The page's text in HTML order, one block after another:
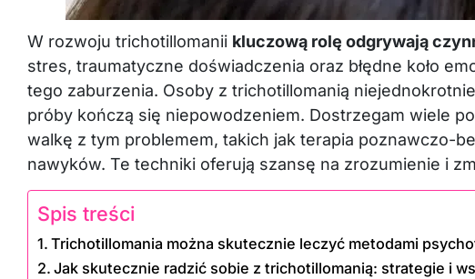
W rozwoju trichotillomanii kluczową rolę odgrywają
stres, traumatyczne doświadczenia oraz błędne koło
tego zaburzenia. Osoby z trichotillomanią
próby kończą się niepowodzeniem. Dostrzegam wiele
walkę z tym problemem, takich jak terapia poznawczo-
nawyków. Te techniki oferują szansę na zrozumienie i
Spis treści
Trichotillomania można skutecznie leczyć metodami
Jak skutecznie radzić sobie z trichotillomanią: strategie i